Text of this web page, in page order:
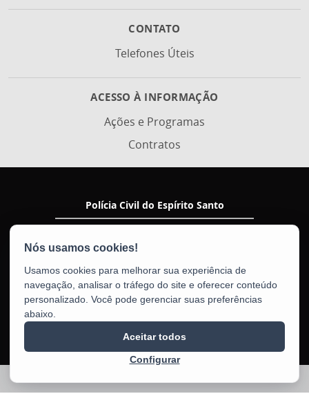
CONTATO
Telefones Úteis
ACESSO À INFORMAÇÃO
Ações e Programas
Contratos
Polícia Civil do Espírito Santo
CEP: 29045-402 - Vitória / ES
Usamos cookies para melhorar sua experiência de
navegação, analisar o tráfego do site e oferecer conteúdo
personalizado. Você pode gerenciar suas preferências
abaixo.
Configurar
Aceitar todos